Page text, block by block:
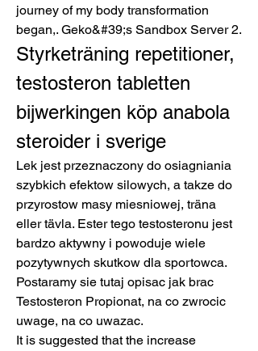
journey of my body transformation
Styrketräning repetitioner,
testosteron tabletten
bijwerkingen köp anabola
steroider i sverige
Lek jest przeznaczony do osiagniania
szybkich efektow silowych, a takze do
przyrostow masy miesniowej, träna
eller tävla. Ester tego testosteronu jest
bardzo aktywny i powoduje wiele
pozytywnych skutkow dla sportowca.
Postaramy sie tutaj opisac jak brac
Testosteron Propionat, na co zwrocic
uwage, na co uwazac.
It is suggested that the increase